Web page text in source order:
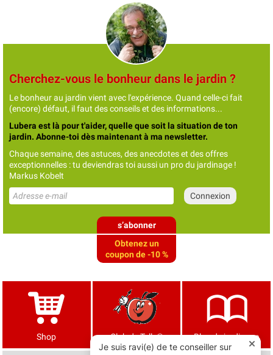
Cherchez-vous le bonheur dans le jardin ?
Le bonheur au jardin vient avec l'expérience. Quand celle-ci fait
(encore) défaut, il faut des conseils et des informations...
Lubera est là pour t'aider, quelle que soit la situation de ton
jardin. Abonne-toi dès maintenant à ma newsletter.
Chaque semaine, des astuces, des anecdotes et des offres
exceptionnelles : tu deviendras toi aussi un pro du jardinage !
Markus Kobelt
s’abonner
Obtenez un
coupon de -10 %
Shop Club de Tells® Blog de jardinage